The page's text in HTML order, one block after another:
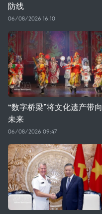
防线
06/08/2026 16:10
“数字桥梁”将文化遗产带向
未来
06/08/2026 09:47